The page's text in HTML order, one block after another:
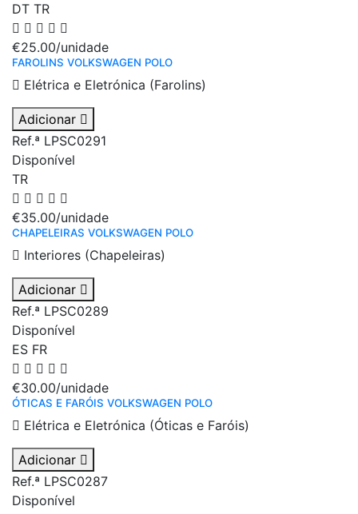
DT TR
€25.00/unidade
FAROLINS VOLKSWAGEN POLO
Elétrica e Eletrónica (Farolins)
Adicionar
Ref.ª LPSC0291
Disponível
TR
€35.00/unidade
CHAPELEIRAS VOLKSWAGEN POLO
Interiores (Chapeleiras)
Adicionar
Ref.ª LPSC0289
Disponível
ES FR
€30.00/unidade
ÓTICAS E FARÓIS VOLKSWAGEN POLO
Elétrica e Eletrónica (Óticas e Faróis)
Adicionar
Ref.ª LPSC0287
Disponível